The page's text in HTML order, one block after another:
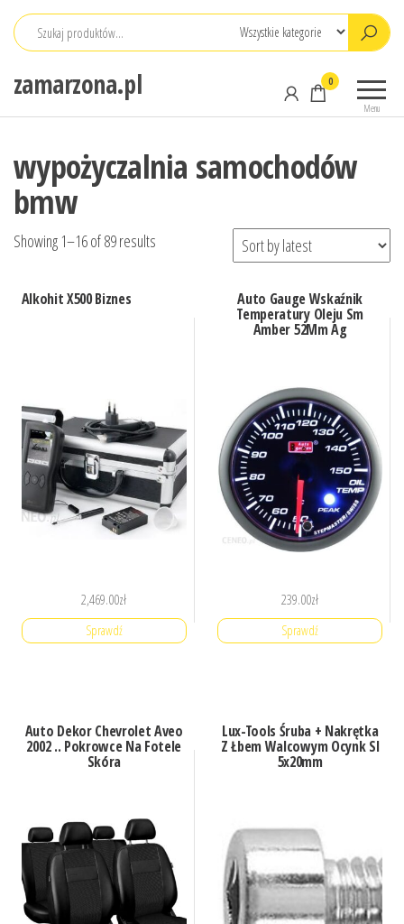
Przejdź
zamarzona.pl
Menu
0
wypożyczalnia samochodów
bmw
Showing 1–16 of 89 results
Alkohit X500 Biznes
2,469.00zł
Sprawdź
Auto Gauge Wskaźnik
Temperatury Oleju Sm
Amber 52Mm Ag
239.00zł
Sprawdź
Auto Dekor Chevrolet Aveo
2002 .. Pokrowce Na Fotele
Skóra
Lux-Tools Śruba + Nakrętka
Z Łbem Walcowym Ocynk Sl
5x20mm